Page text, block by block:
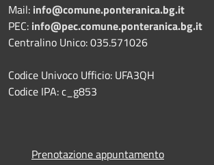
Mail: info@comune.ponteranica.bg.it
PEC: info@pec.comune.ponteranica.bg.it
Centralino Unico: 035.571026
Codice Univoco Ufficio: UFA3QH
Codice IPA: c_g853
Prenotazione appuntamento